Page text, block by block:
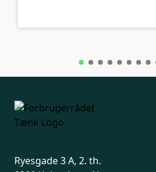
Ryesgade 3 A, 2. th.